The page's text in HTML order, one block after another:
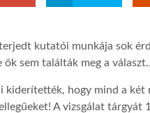
kutatói munkája sok
sem találták meg a
kiderítették, hogy mind a két
A vizsgálat tárgyát